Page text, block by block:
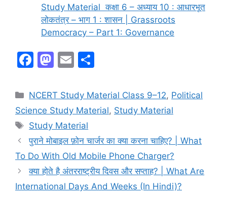
Study Material कक्षा 6 – अध्याय 10 : आधारभूत
लोकतंत्र – भाग 1 : शासन | Grassroots
Democracy – Part 1: Governance
F
c
e
b
o
o
k
M
st
o
d
o
n
E
ai
l
ar
e
NCERT Study Material Class 9–12, Political
Science Study Material, Study Material
Study Material
पुराने मोबाइल फ़ोन चार्जर का क्या करना चाहिए? | What
To Do With Old Mobile Phone Charger?
क्या होते है अंतरराष्ट्रीय दिवस और सप्ताह? | What Are
International Days And Weeks (In Hindi)?